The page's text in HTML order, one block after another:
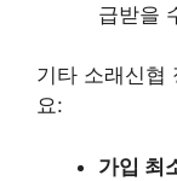
급받을
기타 소래신협
요:
가입 최